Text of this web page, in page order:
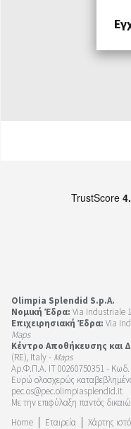
Olimpia Splendid S.p.A.
Νομική Έδρα: Via Industriale
Επιχειρησιακή Έδρα: Via
Maps
Κέντρο Αποθήκευσης και
(RE), Italy - Maps
Αρ.Φ.Π.Α. IT 00260750351 - Κωδ.
Ευρώ ολοσχερώς
pec.os@pec.olimpiasplendid.it
Με την επιφύλαξη παντός
Home
Εταιρεία Χάρτης